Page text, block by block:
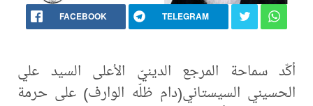
FACEBOOK TELEGRAM
أكّد سماحة المرجع الدينيّ الأعلى السيد علي
الحسيني السيستاني(دام ظلّه الوارف) على حرمة